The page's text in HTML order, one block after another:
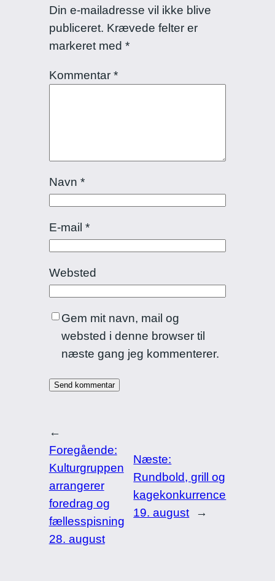
Din e-mailadresse vil ikke blive
publiceret. Krævede felter er
markeret med *
Kommentar *
Navn *
E-mail *
Websted
Gem mit navn, mail og
websted i denne browser til
næste gang jeg kommenterer.
←
Foregående:
Kulturgruppen
arrangerer
foredrag og
fællesspisning
28. august
Næste:
Rundbold, grill og
kagekonkurrence
19. august
→